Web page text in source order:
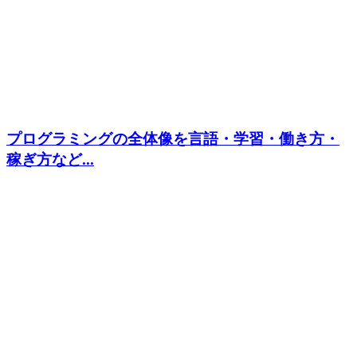
プログラミングの全体像を言語・学習・働き方・
稼ぎ方など...